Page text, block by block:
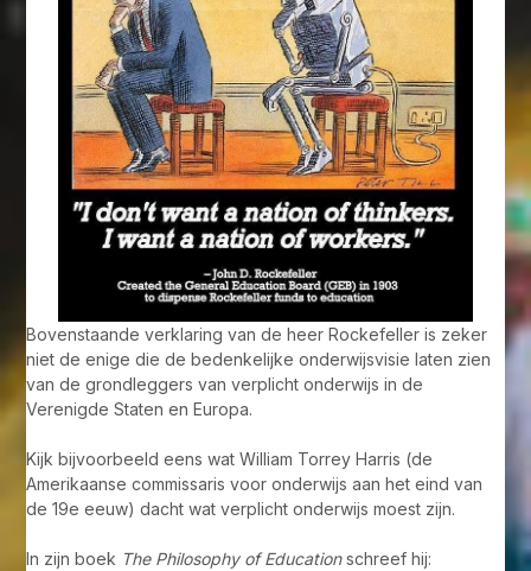
Bovenstaande verklaring van de heer Rockefeller is zeker
niet de enige die de bedenkelijke onderwijsvisie laten zien
van de grondleggers van verplicht onderwijs in de
Verenigde Staten en Europa.
Kijk bijvoorbeeld eens wat William Torrey Harris (de
Amerikaanse commissaris voor onderwijs aan het eind van
de 19e eeuw) dacht wat verplicht onderwijs moest zijn.
In zijn boek The Philosophy of Educationschreef hij: